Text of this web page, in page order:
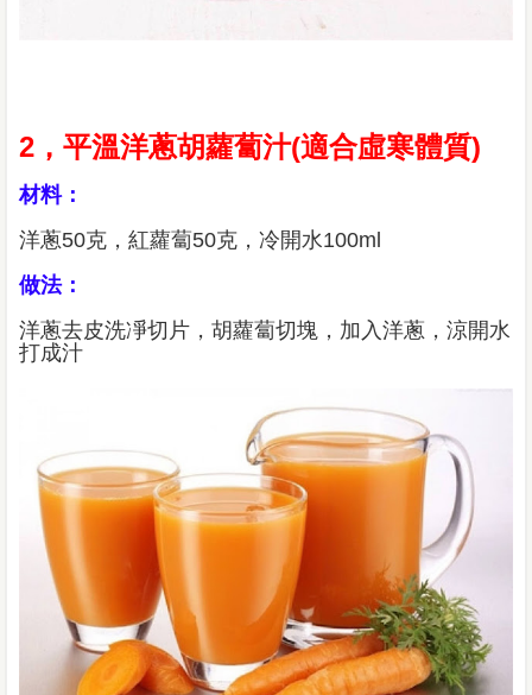
2，平溫洋蔥胡蘿蔔汁(適合虛寒體質)
材料：
洋蔥50克，紅蘿蔔50克，冷開水100ml
做法：
洋蔥去皮洗凈切片，胡蘿蔔切塊，加入洋蔥，涼開水
打成汁